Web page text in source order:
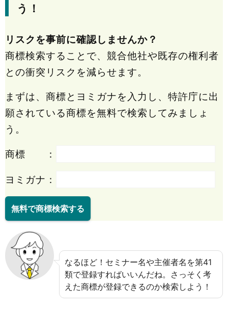
う！
リスクを事前に確認しませんか？
商標検索することで、競合他社や既存の権利者
との衝突リスクを減らせます。
まずは、商標とヨミガナを入力し、特許庁に出
願されている商標を無料で検索してみましょ
う。
商標 ：
ヨミガナ：
無料で商標検索する
なるほど！セミナー名や主催者名を第41
類で登録すればいいんだね。さっそく考
えた商標が登録できるのか検索しよう！